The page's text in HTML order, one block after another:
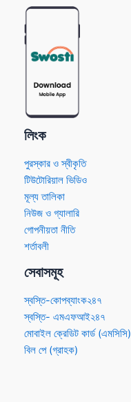
লিংক
পুরস্কার ও স্বীকৃতি
টিউটোরিয়াল ভিডিও
মূল্য তালিকা
নিউজ ও গ্যালারি
গোপনীয়তা নীতি
শর্তাবলী
সেবাসমূহ
স্বস্তি-কোপব্যাংক২৪৭
স্বস্তি- এমএফআই২৪৭
মোবাইল ক্রেডিট কার্ড (এমসিসি)
বিল পে (গ্রাহক)